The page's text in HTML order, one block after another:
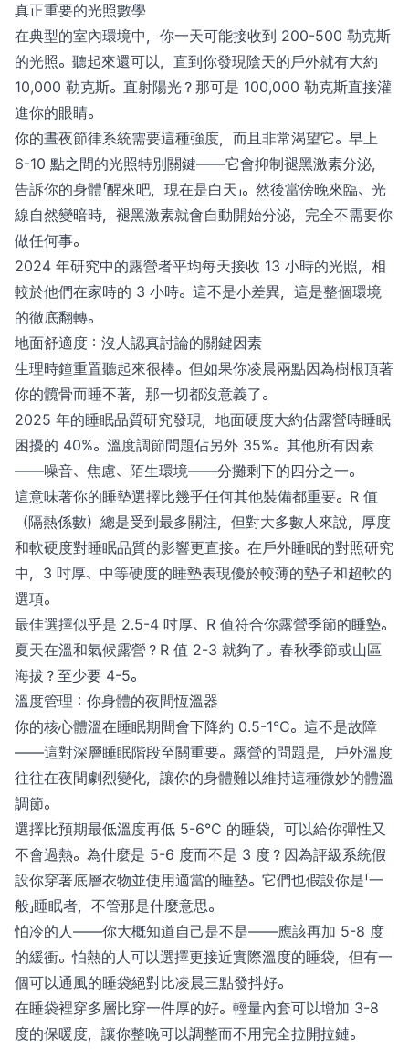
真正重要的光照數學
在典型的室內環境中，你一天可能接收到 200-500 勒克斯
的光照。聽起來還可以，直到你發現陰天的戶外就有大約
10,000 勒克斯。直射陽光？那可是 100,000 勒克斯直接灌
進你的眼睛。
你的晝夜節律系統需要這種強度，而且非常渴望它。早上
6-10 點之間的光照特別關鍵——它會抑制褪黑激素分泌，
告訴你的身體「醒來吧，現在是白天」。然後當傍晚來臨、光
線自然變暗時，褪黑激素就會自動開始分泌，完全不需要你
做任何事。
2024 年研究中的露營者平均每天接收 13 小時的光照，相
較於他們在家時的 3 小時。這不是小差異，這是整個環境
的徹底翻轉。
地面舒適度：沒人認真討論的關鍵因素
生理時鐘重置聽起來很棒。但如果你凌晨兩點因為樹根頂著
你的髖骨而睡不著，那一切都沒意義了。
2025 年的睡眠品質研究發現，地面硬度大約佔露營時睡眠
困擾的 40%。溫度調節問題佔另外 35%。其他所有因素
——噪音、焦慮、陌生環境——分攤剩下的四分之一。
這意味著你的睡墊選擇比幾乎任何其他裝備都重要。R 值
（隔熱係數）總是受到最多關注，但對大多數人來說，厚度
和軟硬度對睡眠品質的影響更直接。在戶外睡眠的對照研究
中，3 吋厚、中等硬度的睡墊表現優於較薄的墊子和超軟的
選項。
最佳選擇似乎是 2.5-4 吋厚、R 值符合你露營季節的睡墊。
夏天在溫和氣候露營？R 值 2-3 就夠了。春秋季節或山區
海拔？至少要 4-5。
溫度管理：你身體的夜間恆溫器
你的核心體溫在睡眠期間會下降約 0.5-1°C。這不是故障
——這對深層睡眠階段至關重要。露營的問題是，戶外溫度
往往在夜間劇烈變化，讓你的身體難以維持這種微妙的體溫
調節。
選擇比預期最低溫度再低 5-6°C 的睡袋，可以給你彈性又
不會過熱。為什麼是 5-6 度而不是 3 度？因為評級系統假
設你穿著底層衣物並使用適當的睡墊。它們也假設你是「一
般」睡眠者，不管那是什麼意思。
怕冷的人——你大概知道自己是不是——應該再加 5-8 度
的緩衝。怕熱的人可以選擇更接近實際溫度的睡袋，但有一
個可以通風的睡袋絕對比凌晨三點發抖好。
在睡袋裡穿多層比穿一件厚的好。輕量內套可以增加 3-8
度的保暖度，讓你整晚可以調整而不用完全拉開拉鏈。